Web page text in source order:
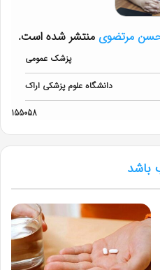
مرتضوی منتشر شده است.
پزشک عمومی
دانشگاه علوم پزشکی اراک
155058
باشد